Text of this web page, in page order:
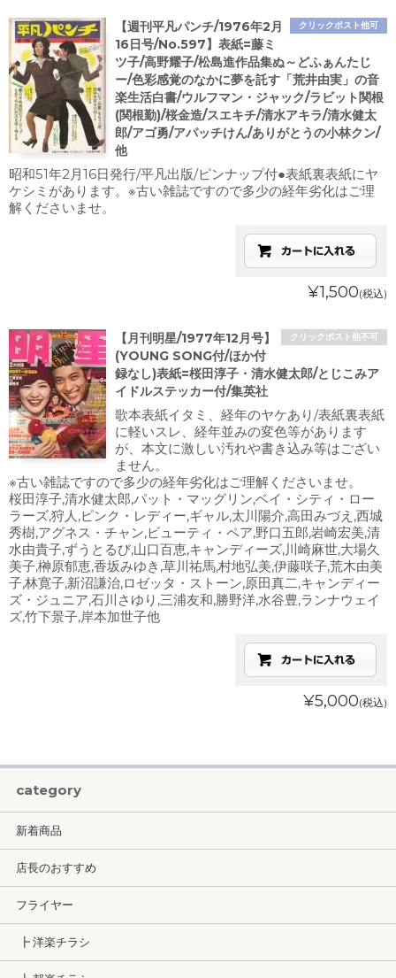
クリックポスト他可
【週刊平凡パンチ/1976年2月
16日号/No.597】表紙=藤ミ
ツ子/高野耀子/松島進作品集ぬ～どふぁんたじ
ー/色彩感覚のなかに夢を託す「荒井由実」の音
楽生活白書/ウルフマン・ジャック/ラビット関根
(関根勤)/桜金造/スエキチ/清水アキラ/清水健太
郎/アゴ勇/アパッチけん/ありがとうの小林クン/
他
昭和51年2月16日発行/平凡出版/ピンナップ付●表紙裏表紙にヤ
ケシミがあります。※古い雑誌ですので多少の経年劣化はご理
解くださいませ。
¥1,500(税込)
クリックポスト他不可
【月刊明星/1977年12月号】
(YOUNG SONG付/ほか付
録なし)表紙=桜田淳子・清水健太郎/とじこみア
イドルステッカー付/集英社
歌本表紙イタミ、経年のヤケあり/表紙裏表紙
に軽いスレ、経年並みの変色等があります
が、本文に激しい汚れや書き込み等はござい
ません。
※古い雑誌ですので多少の経年劣化はご理解くださいませ。
桜田淳子,清水健太郎,パット・マッグリン,ベイ・シティ・ロー
ラーズ,狩人,ピンク・レディー,ギャル,太川陽介,高田みづえ,西城
秀樹,アグネス・チャン,ビューティ・ペア,野口五郎,岩崎宏美,清
水由貴子,ずうとるび,山口百恵,キャンディーズ,川崎麻世,大場久
美子,榊原郁恵,香坂みゆき,草川祐馬,村地弘美,伊藤咲子,荒木由美
子,林寛子,新沼謙治,ロゼッタ・ストーン,原田真二,キャンディー
ズ・ジュニア,石川さゆり,三浦友和,勝野洋,水谷豊,ランナウェイ
ズ,竹下景子,岸本加世子他
¥5,000(税込)
category
新着商品
店長のおすすめ
フライヤー
┣ 洋楽チラシ